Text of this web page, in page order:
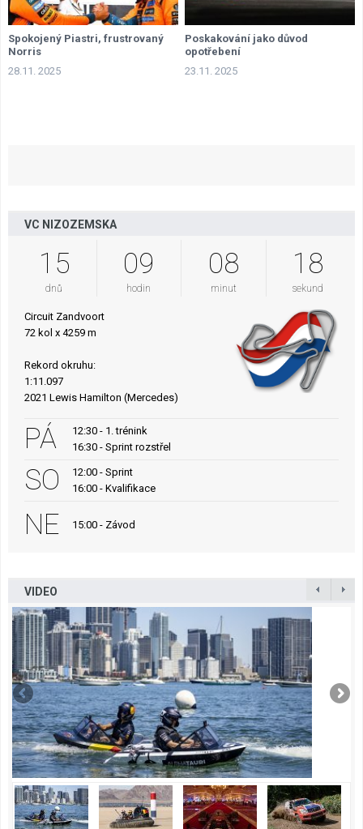
Spokojený Piastri, frustrovaný
Norris
28.11. 2025
Poskakování jako důvod
opotřebení
23.11. 2025
VC NIZOZEMSKA
15
dnů
09
hodin
08
minut
17
sekund
Circuit Zandvoort
72 kol x 4259 m
Rekord okruhu:
1:11.097
2021 Lewis Hamilton (Mercedes)
PÁ
12:30 - 1. trénink
16:30 - Sprint rozstřel
SO
12:00 - Sprint
16:00 - Kvalifikace
NE 15:00 - Závod
VIDEO